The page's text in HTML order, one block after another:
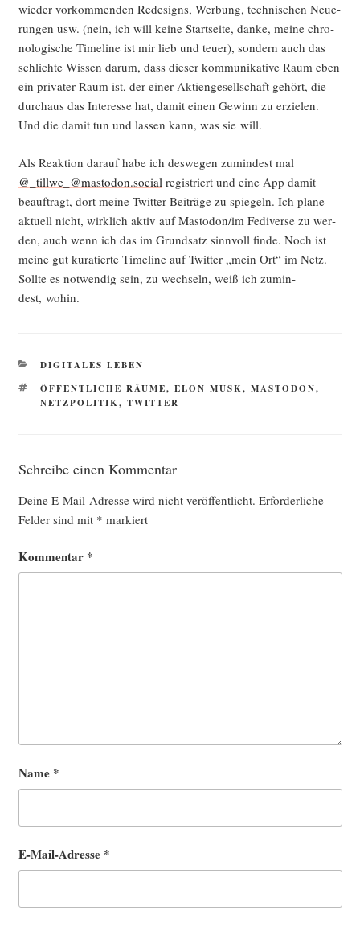
wie­der vor­kom­men­den Rede­signs, Wer­bung, tech­ni­schen Neue­
run­gen usw. (nein, ich will kei­ne Start­sei­te, dan­ke, mei­ne chro­
no­lo­gi­sche Time­line ist mir lieb und teu­er), son­dern auch das
schlich­te Wis­sen dar­um, dass die­ser kom­mu­ni­ka­ti­ve Raum eben
ein pri­va­ter Raum ist, der einer Akti­en­ge­sell­schaft gehört, die
durch­aus das Inter­es­se hat, damit einen Gewinn zu erzie­len.
Und die damit tun und las­sen kann, was sie will.
Als Reak­ti­on dar­auf habe ich des­we­gen zumin­dest mal
@_tillwe_@mastodon.social regis­triert und eine App damit
beauf­tragt, dort mei­ne Twit­ter-Bei­trä­ge zu spie­geln. Ich pla­ne
aktu­ell nicht, wirk­lich aktiv auf Mastodon/im Fedi­ver­se zu wer­
den, auch wenn ich das im Grund­satz sinn­voll fin­de. Noch ist
mei­ne gut kura­tier­te Time­line auf Twit­ter „mein Ort“ im Netz.
Soll­te es not­wen­dig sein, zu wech­seln, weiß ich zumin­
dest, wohin.
KATEGORIEN
DIGITALES LEBEN
SCHLAGWÖRTER
ÖFFENTLICHE RÄUME, ELON MUSK, MASTODON,
NETZPOLITIK, TWITTER
Schreibe einen Kommentar
Deine E-Mail-Adresse wird nicht veröffentlicht. Erforderliche
Felder sind mit * markiert
Kommentar *
Name *
E-Mail-Adresse *